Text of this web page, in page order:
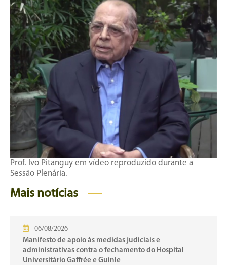
Prof. Ivo Pitanguy em vídeo reproduzido durante a
Sessão Plenária.
Mais notícias
06/08/2026
Manifesto de apoio às medidas judiciais e
administrativas contra o fechamento do Hospital
Universitário Gaffrée e Guinle